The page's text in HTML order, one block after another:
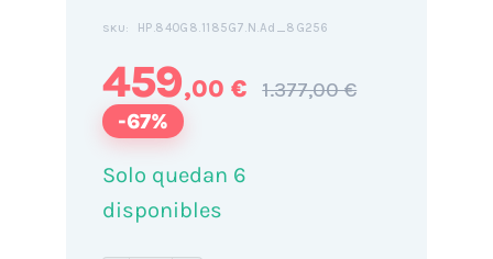
SKU: HP.840G8.1185G7.N.Ad_8G256
459,00 € 1.377,00 €
-67%
Solo quedan 6
disponibles